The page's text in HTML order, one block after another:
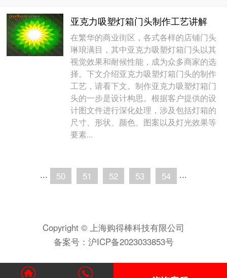
亚克力吸塑灯箱门头制作工艺讲解
在繁华的商业街区，各式各样的店铺门头
琳琅满目，其中亚克力吸塑灯箱门头以其
视觉效果和耐候性能，成为众多商家的选
择。下文介绍亚克力吸塑灯箱门头的制作
工艺，请看下文。制作亚克力吸塑灯箱门
头的一步是设计构思。根据客户提供的设
计图文件进行深化处理，涉及包括灯箱的
尺寸、形状、颜色、图案以及灯光效果等
要素...
··· 50 51 52 53 54 ···
Copyright © 上海购得棒科技有限公司
备案号： 沪ICP备2023033853号